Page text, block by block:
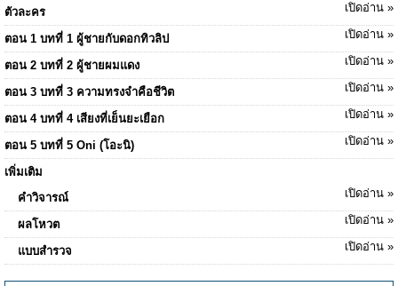
ตัวละคร
เปิดอ่าน »
ตอน 1 บทที่ 1 ผู้ชายกับดอกทิวลิป เปิดอ่าน »
ตอน 2 บทที่ 2 ผู้ชายผมแดง เปิดอ่าน »
ตอน 3 บทที่ 3 ความทรงจำคือชีวิต เปิดอ่าน »
ตอน 4 บทที่ 4 เสียงที่เย็นยะเยือก เปิดอ่าน »
ตอน 5 บทที่ 5 Oni (โอะนิ) เปิดอ่าน »
เพิ่มเติม
คำวิจารณ์
เปิดอ่าน »
ผลโหวต เปิดอ่าน »
แบบสำรวจ เปิดอ่าน »